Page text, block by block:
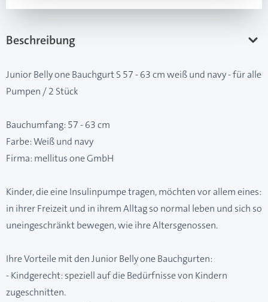
Beschreibung
Junior Belly one Bauchgurt S 57 - 63 cm weiß und navy - für alle
Pumpen / 2 Stück
Bauchumfang: 57 - 63 cm
Farbe: Weiß und navy
Firma: mellitus one GmbH
Kinder, die eine Insulinpumpe tragen, möchten vor allem eines:
in ihrer Freizeit und in ihrem Alltag so normal leben und sich so
uneingeschränkt bewegen, wie ihre Altersgenossen.
Ihre Vorteile mit den Junior Belly one Bauchgurten:
- Kindgerecht: speziell auf die Bedürfnisse von Kindern
zugeschnitten.